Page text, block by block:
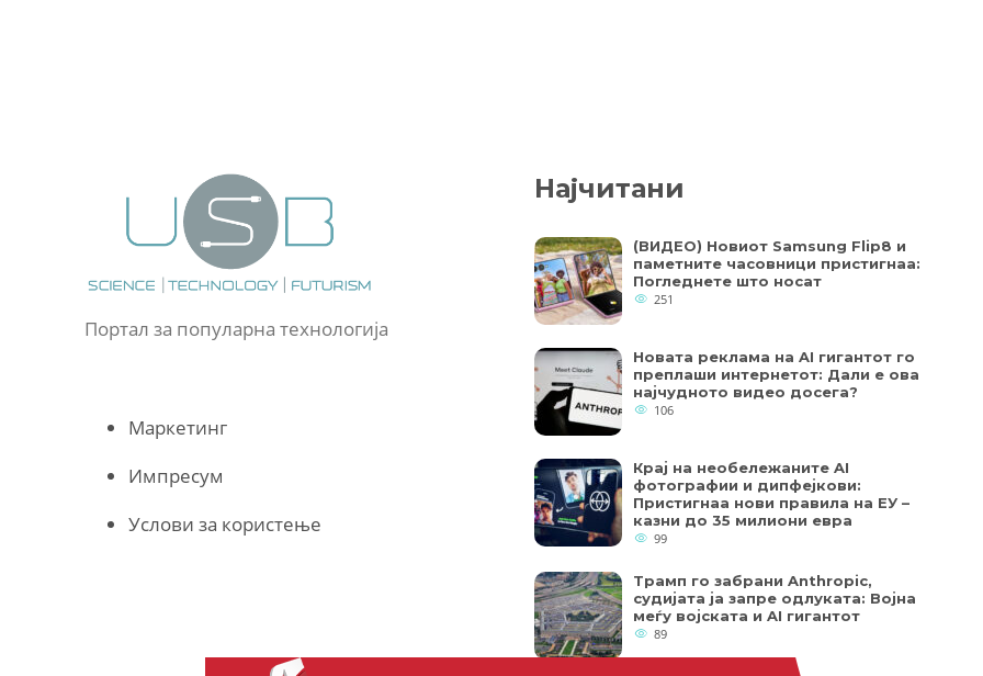
Портал за популарна технологија
Маркетинг
Импресум
Услови за користење
Најчитани
(ВИДЕО) Новиот Samsung Flip8 и
паметните часовници пристигнаа:
Погледнете што носат
251
Новата реклама на AI гигантот го
преплаши интернетот: Дали е ова
најчудното видео досега?
106
Крај на необележаните AI
фотографии и дипфејкови:
Пристигнаа нови правила на ЕУ –
казни до 35 милиони евра
99
Трамп го забрани Anthropic,
судијата ја запре одлуката: Војна
меѓу војската и AI гигантот
89